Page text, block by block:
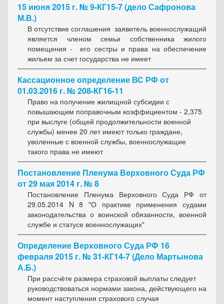
15 июня 2015 г. № 9-КГ15-7 (дело Сафронова
М.В.)
В отсутствие соглашения заявитель военнослужащий
является членом семьи собственника жилого
помещения - его сестры и права на обеспечение
жильем за счет государства не имеет
Кассационное определение ВС РФ от
01.03.2016 г. № 208-КГ16-11
Право на получение жилищной субсидии с
повышающим поправочным коэффициентом - 2,375
при выслуге (общей продолжительности военной
службы) менее 20 лет имеют только граждане,
уволенные с военной службы, военнослужащие
такого права не имеют
Постановление Пленума Верховного Суда РФ
от 29 мая 2014 г. № 8
Постановление Пленума Верховного Суда РФ от
29.05.2014 N 8 "О практике применения судами
законодательства о воинской обязанности, военной
службе и статусе военнослужащих"
Определение Верховного Суда РФ 16
февраля 2015 г. № 31-КГ14-7 (Дело Мартынова
А.Б.)
При рассчёте размера страховой выплаты следует
руководствоваться нормами закона, действующего на
момент наступления страхового случая